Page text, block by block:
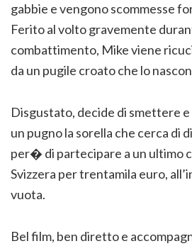
gabbie e vengono scommesse
Ferito al volto gravemente
combattimento, Mike viene
da un pugile croato che lo
Disgustato, decide di smettere
un pugno la sorella che cerca di
per� di partecipare a un ultimo
Svizzera per trentamila euro,
vuota.
Bel film, ben diretto e